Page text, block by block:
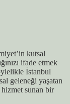
kutsal
ifade etmek
İstanbul
geleneği yaşatan
sunan bir